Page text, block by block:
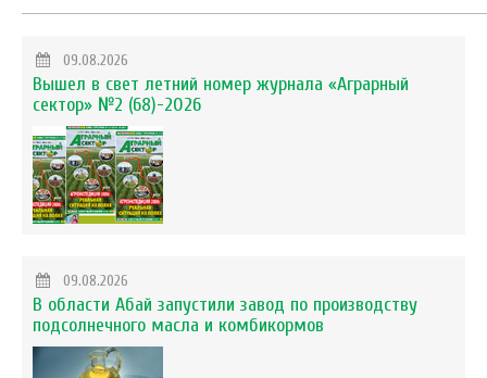
09.08.2026
Вышел в свет летний номер журнала «Аграрный
сектор» №2 (68)-2026
09.08.2026
В области Абай запустили завод по производству
подсолнечного масла и комбикормов